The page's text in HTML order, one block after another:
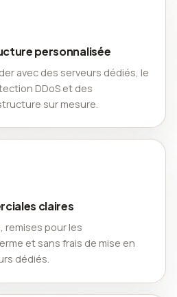
personnalisée
avec des serveurs dédiés, le
DDoS et des
sur mesure.
claires
remises pour les
et sans frais de mise en
dédiés.